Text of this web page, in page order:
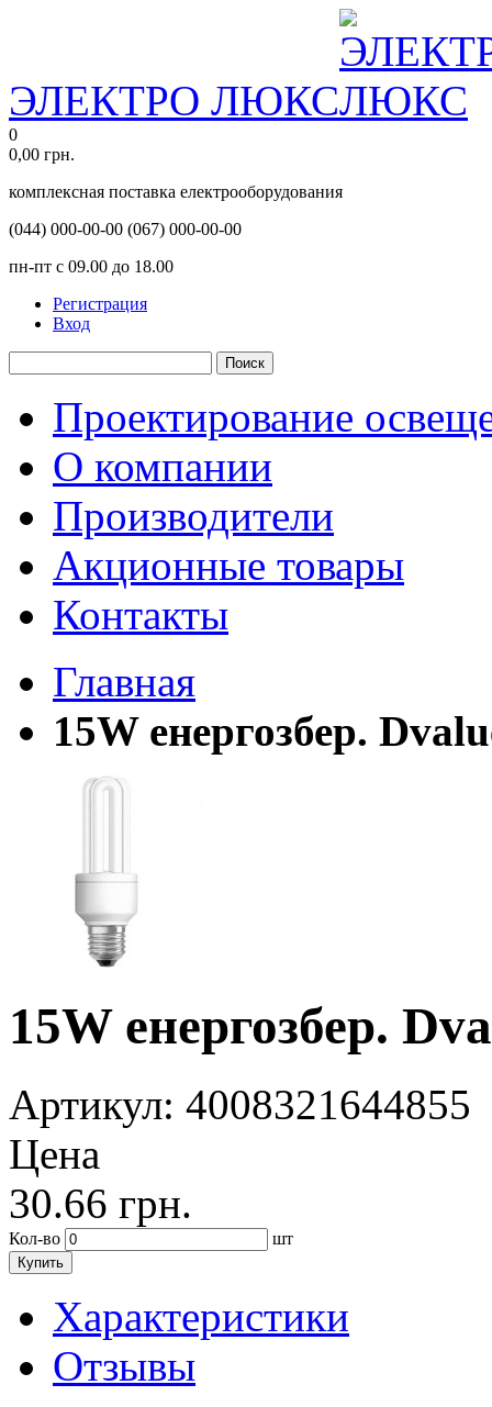
ЭЛЕКТРО ЛЮКС
0
0,00 грн.
комплексная поставка електрооборудования
(044) 000-00-00 (067) 000-00-00
пн-пт с 09.00 до 18.00
Регистрация
Вход
Поиск
Проектирование
О компании
Производители
Акционные товары
Контакты
Главная
15W енергозбер.
15W енергозбер.
Артикул: 4008321644855
Цена
30.66 грн.
Кол-во шт
Купить
Характеристики
Отзывы